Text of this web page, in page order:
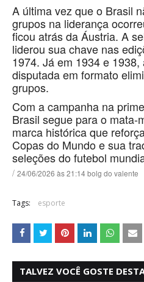
A última vez que o Brasil
grupos na liderança
ficou atrás da Áustria. A
liderou sua chave nas
1974. Já em 1934 e
disputada em formato
grupos.
Com a campanha na
Brasil segue para o mata-
marca histórica que
Copas do Mundo e sua
seleções do futebol
/ 24/06/2026 às 21:14 bolg do valente
Tags: esporte
TALVEZ VOCÊ GOSTE